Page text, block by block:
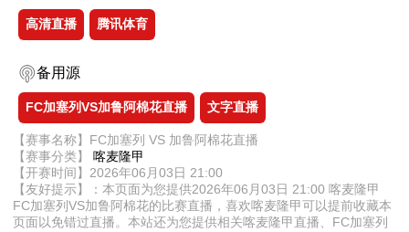
高清直播 腾讯体育
备用源
FC加塞列VS加鲁阿棉花直播 文字直播
【赛事名称】FC加塞列 VS 加鲁阿棉花直播
【赛事分类】 喀麦隆甲
【开赛时间】2026年06月03日 21:00
【友好提示】：本页面为您提供2026年06月03日 21:00 喀麦隆甲
FC加塞列VS加鲁阿棉花的比赛直播，喜欢喀麦隆甲可以提前收藏本
页面以免错过直播。本站还为您提供相关喀麦隆甲直播、FC加塞列